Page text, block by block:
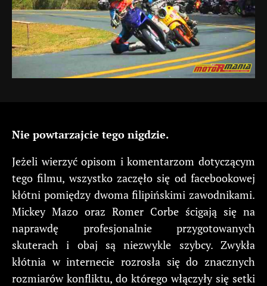
Nie powtarzajcie tego nigdzie.
Jeżeli wierzyć opisom i komentarzom dotyczącym
tego filmu, wszystko zaczęło się od facebookowej
kłótni pomiędzy dwoma filipińskimi zawodnikami.
Mickey Mazo oraz Romer Corbe ścigają się na
naprawdę profesjonalnie przygotowanych
skuterach i obaj są niezwykle szybcy. Zwykła
kłótnia w internecie rozrosła się do znacznych
rozmiarów konfliktu, do którego włączyły się setki